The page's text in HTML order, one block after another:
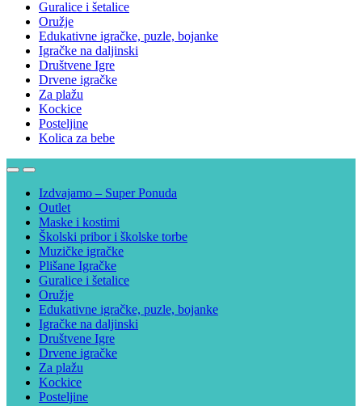
Guralice i šetalice
Oružje
Edukativne igračke, puzle, bojanke
Igračke na daljinski
Društvene Igre
Drvene igračke
Za plažu
Kockice
Posteljine
Kolica za bebe
Izdvajamo – Super Ponuda
Outlet
Maske i kostimi
Školski pribor i školske torbe
Muzičke igračke
Plišane Igračke
Guralice i šetalice
Oružje
Edukativne igračke, puzle, bojanke
Igračke na daljinski
Društvene Igre
Drvene igračke
Za plažu
Kockice
Posteljine